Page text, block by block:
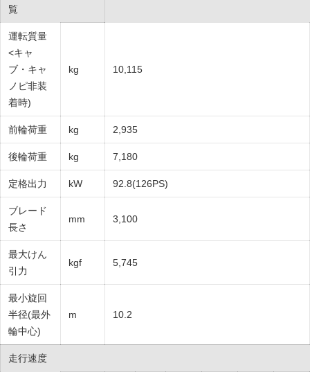
覧
運転質量
<キャ
ブ・キャ
ノピ非装
着時)
kg 10,115
前輪荷重 kg 2,935
後輪荷重 kg 7,180
定格出力 kW 92.8(126PS)
ブレード
長さ
mm 3,100
最大けん
引力
kgf 5,745
最小旋回
半径(最外
輪中心)
m 10.2
走行速度